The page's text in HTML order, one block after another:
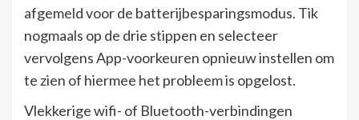
afgemeld voor de batterijbesparingsmodus. Tik
nogmaals op de drie stippen en selecteer
vervolgens App-voorkeuren opnieuw instellen om
te zien of hiermee het probleem is opgelost.
Vlekkerige wifi- of Bluetooth-verbindingen